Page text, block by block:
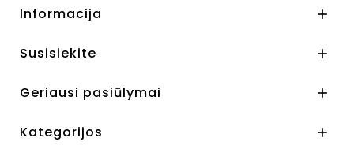
Informacija 
Susisiekite 
Geriausi pasiūlymai 
Kategorijos 